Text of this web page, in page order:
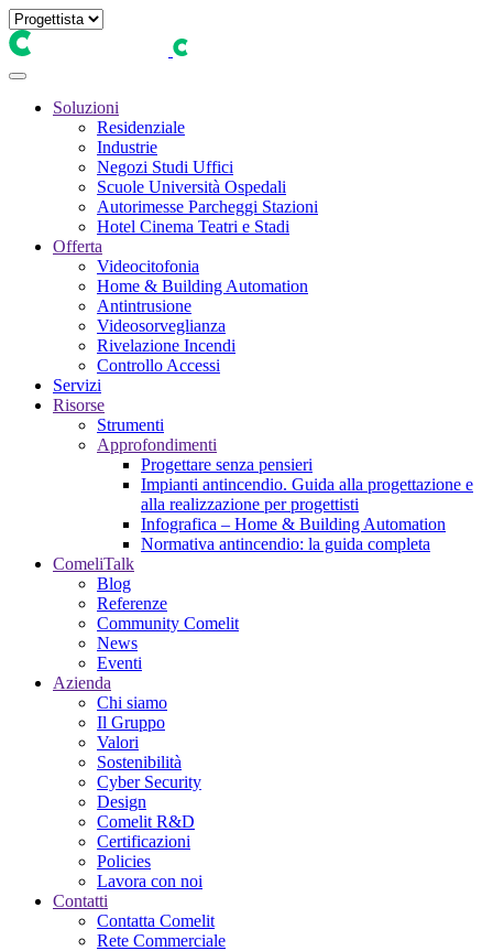
Soluzioni
Residenziale
Industrie
Negozi Studi Uffici
Scuole Università Ospedali
Autorimesse Parcheggi Stazioni
Hotel Cinema Teatri e Stadi
Offerta
Videocitofonia
Home & Building Automation
Antintrusione
Videosorveglianza
Rivelazione Incendi
Controllo Accessi
Servizi
Risorse
Strumenti
Approfondimenti
Progettare senza pensieri
Impianti antincendio. Guida alla progettazione e
alla realizzazione per progettisti
Infografica – Home & Building Automation
Normativa antincendio: la guida completa
ComeliTalk
Blog
Referenze
Community Comelit
News
Eventi
Azienda
Chi siamo
Il Gruppo
Valori
Sostenibilità
Cyber Security
Design
Comelit R&D
Certificazioni
Policies
Lavora con noi
Contatti
Contatta Comelit
Rete Commerciale